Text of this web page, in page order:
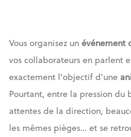
Vous organisez unévénement
vos collaborateurs en parlent
exactement l’objectif d’une
Pourtant, entre la pression du
attentes de la direction,
les mêmes pièges… et se